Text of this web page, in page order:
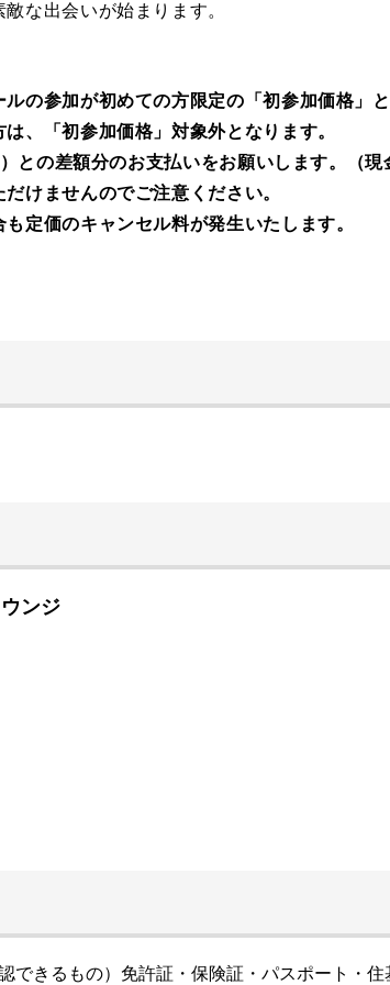
な出会いが始まります。
ルの参加が初めての方限定の「初参加価格」と
、「初参加価格」対象外となります。
との差額分のお支払いをお願いします。（現
けませんのでご注意ください。
定価のキャンセル料が発生いたします。
ンジ
できるもの）免許証・保険証・パスポート・住